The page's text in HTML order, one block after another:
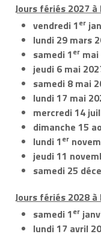
Jours fériés 2027
vendredi 1er
lundi 29 mars
samedi 1er
jeudi 6 mai
samedi 8 mai
lundi 17 mai
mercredi 14
dimanche 15
lundi 1er
jeudi 11
samedi 25
Jours fériés 2028
samedi 1er
lundi 17 avril